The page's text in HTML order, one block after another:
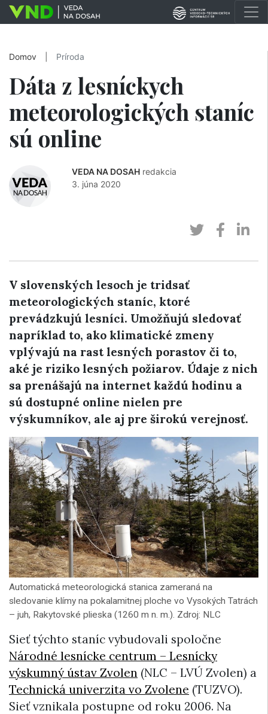
Domov Príroda
Dáta z lesníckych
meteorologických staníc
sú online
VEDA NA DOSAH redakcia
3. júna 2020
V slovenských lesoch je tridsať
meteorologických staníc, ktoré
prevádzkujú lesníci. Umožňujú sledovať
napríklad to, ako klimatické zmeny
vplývajú na rast lesných porastov či to,
aké je riziko lesných požiarov. Údaje z nich
sa prenášajú na internet každú hodinu a
sú dostupné online nielen pre
výskumníkov, ale aj pre širokú verejnosť.
Automatická meteorologická stanica zameraná na
sledovanie klímy na pokalamitnej ploche vo Vysokých Tatrách
– juh, Rakytovské plieska (1260 m n. m.). Zdroj: NLC
Sieť týchto staníc vybudovali spoločne
Národné lesnícke centrum – Lesnícky
výskumný ústav Zvolen (NLC – LVÚ Zvolen) a
Technická univerzita vo Zvolene (TUZVO).
Sieť vznikala postupne od roku 2006. Na